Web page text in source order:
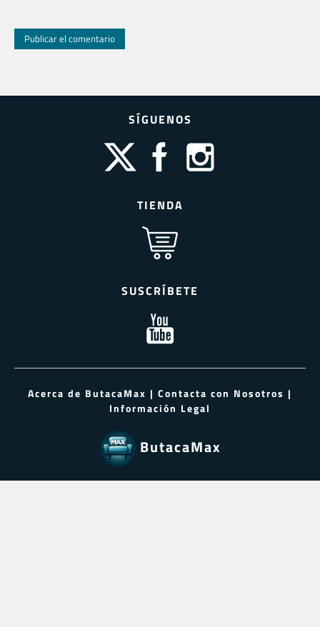
SÍGUENOS
TIENDA
SUSCRÍBETE
Acerca de ButacaMax | Contacta con Nosotros |
Información Legal
ButacaMax